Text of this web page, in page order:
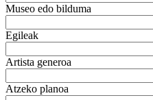
Museo edo bilduma
Egileak
Artista generoa
Atzeko planoa